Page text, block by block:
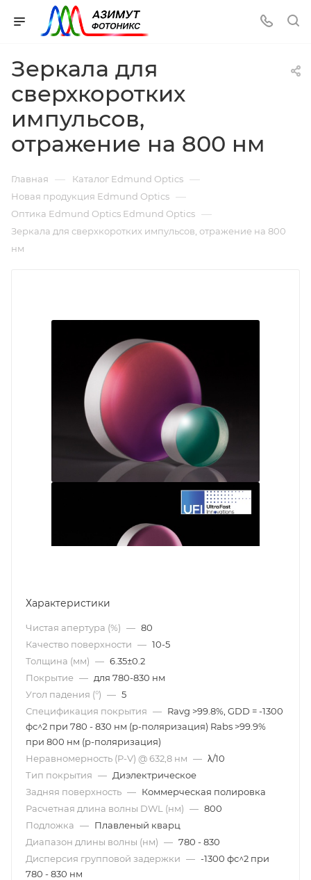
Зеркала для
сверхкоротких
импульсов,
отражение на 800 нм
Главная — Каталог Edmund Optics —
Новая продукция Edmund Optics —
Оптика Edmund Optics Edmund Optics —
Зеркала для сверхкоротких импульсов, отражение на 800
нм
Характеристики
Чистая апертура (%) — 80
Качество поверхности — 10-5
Толщина (мм) — 6.35±0.2
Покрытие — для 780-830 нм
Угол падения (°) — 5
Спецификация покрытия — Ravg >99.8%, GDD = -1300
фс^2 при 780 - 830 нм (p-поляризация) Rabs >99.9%
при 800 нм (p-поляризация)
Неравномерность (P-V) @ 632,8 нм — λ/10
Тип покрытия — Диэлектрическое
Задняя поверхность — Коммерческая полировка
Расчетная длина волны DWL (нм) — 800
Подложка — Плавленый кварц
Диапазон длины волны (нм) — 780 - 830
Дисперсия групповой задержки — -1300 фс^2 при
780 - 830 нм